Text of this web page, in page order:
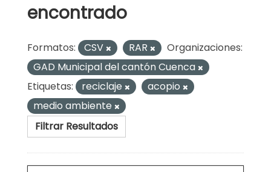
encontrado
Formatos: CSV RAR
Organizaciones:
GAD Municipal del cantón Cuenca
Etiquetas:
reciclaje
acopio
medio ambiente
Filtrar Resultados